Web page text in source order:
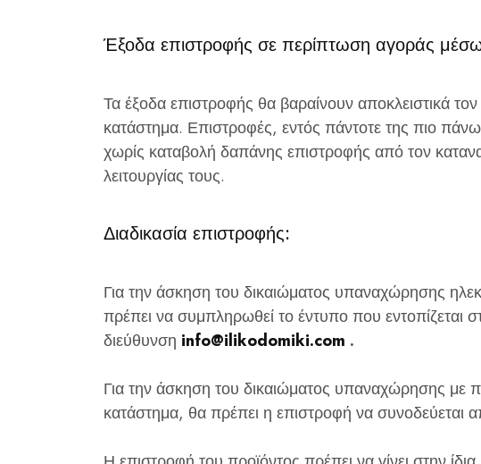
Έξοδα επιστροφής σε περίπτωση αγοράς μέσω
Τα έξοδα επιστροφής θα βαραίνουν αποκλειστικά
κατάστημα. Επιστροφές, εντός πάντοτε της πιο
χωρίς καταβολή δαπάνης επιστροφής από τον
λειτουργίας τους.
Διαδικασία επιστροφής:
Για την άσκηση του δικαιώματος υπαναχώρησης
πρέπει να συμπληρωθεί το έντυπο που εντοπίζεται
διεύθυνση info@ilikodomiki.com .
Για την άσκηση του δικαιώματος υπαναχώρησης
κατάστημα, θα πρέπει η επιστροφή να συνοδεύεται